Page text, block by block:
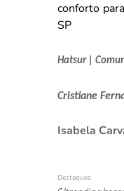
conforto
SP
Hatsur |
Cristiane
Isabela
Destaques